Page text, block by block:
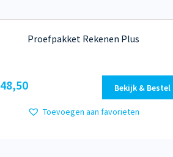
Proefpakket Rekenen Plus
48,50 Bekijk & Bestel
Toevoegen aan favorieten